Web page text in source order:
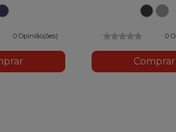
U53
Azul0 Opinião(ões)
T62
0
Comprar